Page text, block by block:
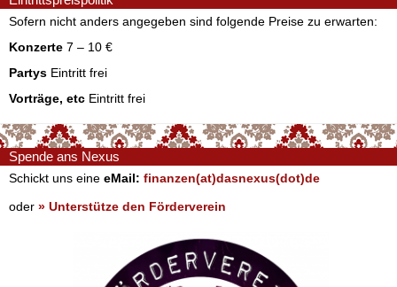
Sofern nicht anders angegeben sind folgende Preise zu erwarten:
Konzerte 7 – 10 €
Partys Eintritt frei
Vorträge, etc Eintritt frei
Spende ans Nexus
Schickt uns eine eMail: finanzen(at)dasnexus(dot)de
oder » Unterstütze den Förderverein